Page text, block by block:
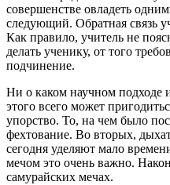
совершенстве овладеть
следующий. Обратная связь
Как правило, учитель не
делать ученику, от того
подчинение.
Ни о каком научном подходе
этого всего может
упорство. То, на чем было
фехтование. Во вторых,
сегодня уделяют мало
мечом это очень важно.
самурайских мечах.